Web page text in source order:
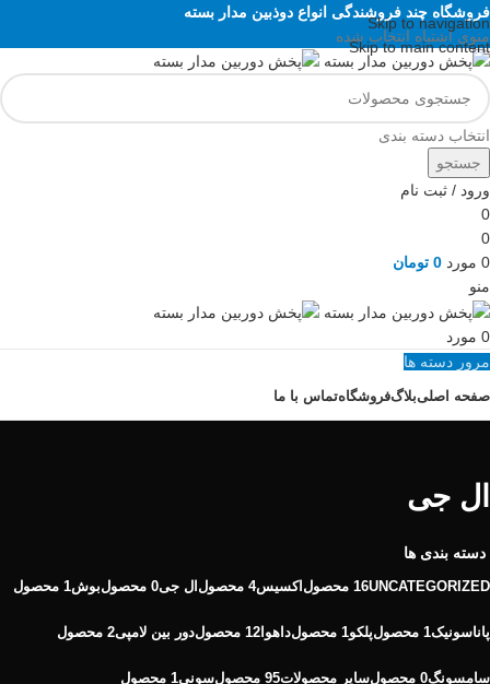
Skip to navigation
Skip to main content
فروشگاه چند فروشندگی انواع دوذبین مدار بسته
منوی اشتباه انتخاب شده
انتخاب دسته بندی
جستجو
ورود / ثبت نام
0
0
0 مورد 0 تومان
منو
0 مورد
مرور دسته ها
صفحه اصلیبلاگفروشگاهتماس با ما
ال جی
دسته بندی ها
UNCATEGORIZED16 محصول اکسیس4 محصول ال جی0 محصول بوش1 محصول
پاناسونیک1 محصول پلکو1 محصول داهوا12 محصول دور بین لامپی2 محصول
سامسونگ0 محصول سایر محصولات95 محصول سونی1 محصول